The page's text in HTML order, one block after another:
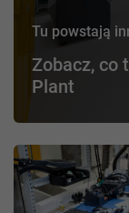
Tu powstają
Zobacz, co
Plant